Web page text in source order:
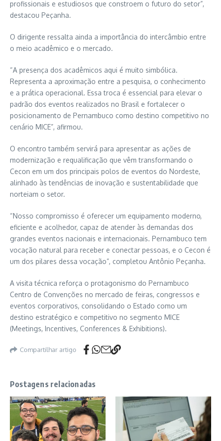
profissionais e estudiosos que constroem o futuro do setor”,
destacou Peçanha.
O dirigente ressalta ainda a importância do intercâmbio entre
o meio acadêmico e o mercado.
“A presença dos acadêmicos aqui é muito simbólica.
Representa a aproximação entre a pesquisa, o conhecimento
e a prática operacional. Essa troca é essencial para elevar o
padrão dos eventos realizados no Brasil e fortalecer o
posicionamento de Pernambuco como destino competitivo no
cenário MICE”, afirmou.
O encontro também servirá para apresentar as ações de
modernização e requalificação que vêm transformando o
Cecon em um dos principais polos de eventos do Nordeste,
alinhado às tendências de inovação e sustentabilidade que
norteiam o setor.
“Nosso compromisso é oferecer um equipamento moderno,
eficiente e acolhedor, capaz de atender às demandas dos
grandes eventos nacionais e internacionais. Pernambuco tem
vocação natural para receber e conectar pessoas, e o Cecon é
um dos pilares dessa vocação”, completou Antônio Peçanha.
A visita técnica reforça o protagonismo do Pernambuco
Centro de Convenções no mercado de feiras, congressos e
eventos corporativos, consolidando o Estado como um
destino estratégico e competitivo no segmento MICE
(Meetings, Incentives, Conferences & Exhibitions).
Compartilhar artigo
Postagens relacionadas